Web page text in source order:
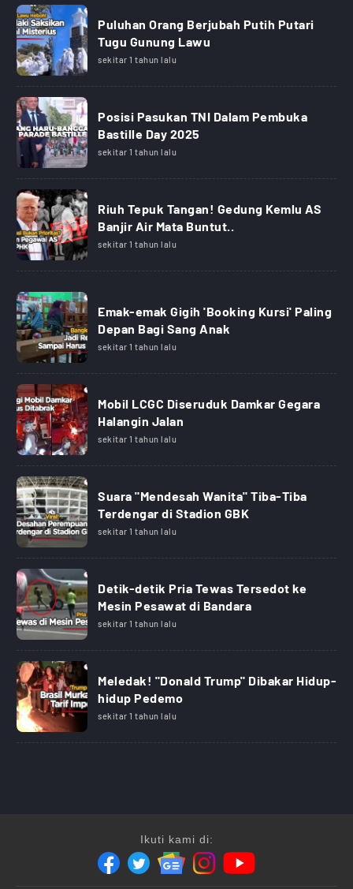
Puluhan Orang Berjubah Putih Putari
Tugu Gunung Lawu
sekitar 1 tahun lalu
Posisi Pasukan TNI Dalam Pembuka
Bastille Day 2025
sekitar 1 tahun lalu
Riuh Tepuk Tangan! Gedung Kemlu AS
Banjir Air Mata Buntut..
sekitar 1 tahun lalu
Emak-emak Gigih 'Booking Kursi' Paling
Depan Bagi Sang Anak
sekitar 1 tahun lalu
Mobil LCGC Diseruduk Damkar Gegara
Halangin Jalan
sekitar 1 tahun lalu
Suara "Mendesah Wanita" Tiba-Tiba
Terdengar di Stadion GBK
sekitar 1 tahun lalu
Detik-detik Pria Tewas Tersedot ke
Mesin Pesawat di Bandara
sekitar 1 tahun lalu
Meledak! "Donald Trump" Dibakar Hidup-
hidup Pedemo
sekitar 1 tahun lalu
Ikuti kami di: